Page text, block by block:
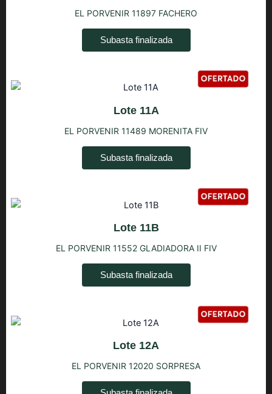
EL PORVENIR 11897 FACHERO
Subasta finalizada
Lote 11A
EL PORVENIR 11489 MORENITA FIV
Subasta finalizada
Lote 11B
EL PORVENIR 11552 GLADIADORA II FIV
Subasta finalizada
Lote 12A
EL PORVENIR 12020 SORPRESA